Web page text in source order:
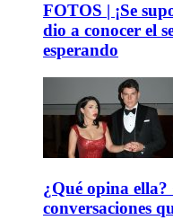
FOTOS | ¡Se
dio a conocer el
esperando
¿Qué opina
conversaciones